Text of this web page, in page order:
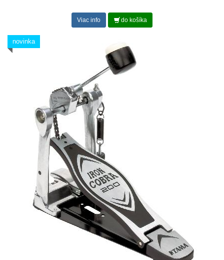
Viac info do košíka
novinka